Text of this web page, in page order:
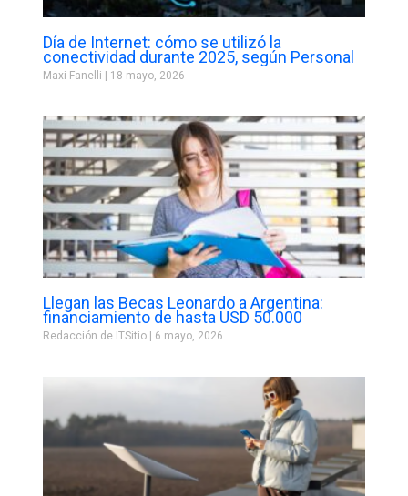
Día de Internet: cómo se utilizó la
conectividad durante 2025, según Personal
Maxi Fanelli 18 mayo, 2026
Llegan las Becas Leonardo a Argentina:
financiamiento de hasta USD 50.000
Redacción de ITSitio 6 mayo, 2026